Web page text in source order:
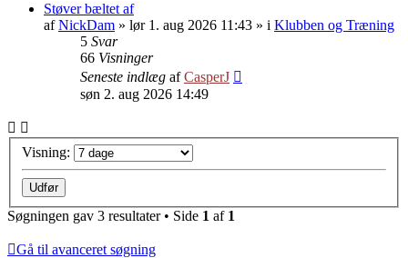
Støver bæltet af
afNickDam » lør 1. aug 2026 11:43 » i Klubben og Træning
5 Svar
66 Visninger
Seneste indlæg afCasperJ
søn 2. aug 2026 14:49
Visning:
Søgningen gav 3 resultater • Side 1 af 1
Gå til avanceret søgning